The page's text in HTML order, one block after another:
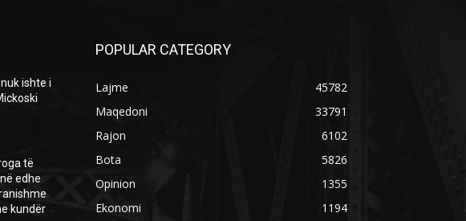
ishte i
të
edhe
kundër
POPULAR CATEGORY
Lajme
45782
Maqedoni
33791
Rajon
6102
Bota
5826
Opinion
1355
Ekonomi
1194